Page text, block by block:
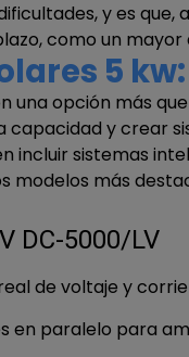
y es
como un
5
una opción más
y crear
incluir sistemas
modelos más
DC-5000/LV
de voltaje y
en paralelo para